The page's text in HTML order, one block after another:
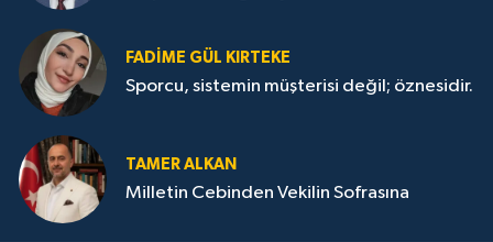
FADIME GÜL KIRTEKE
Sporcu, sistemin müşterisi değil; öznesidir.
TAMER ALKAN
Milletin Cebinden Vekilin Sofrasına